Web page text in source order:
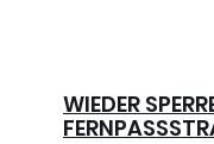
WIEDER